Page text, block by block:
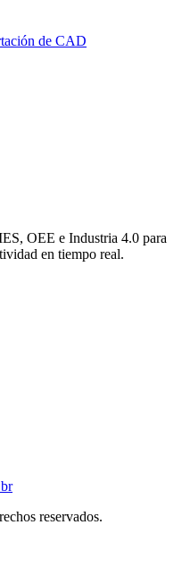
de CAD
OEE e Industria 4.0 para
en tiempo real.
reservados.